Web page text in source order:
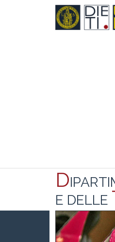
D
E DELLE